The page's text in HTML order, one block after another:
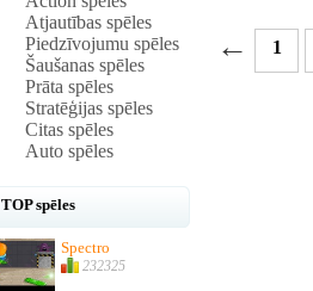
Atjautības spēles
Piedzīvojumu spēles
Šaušanas spēles
Prāta spēles
Stratēģijas spēles
Citas spēles
Auto spēles
TOP spēles
Spectro
232325
← 1